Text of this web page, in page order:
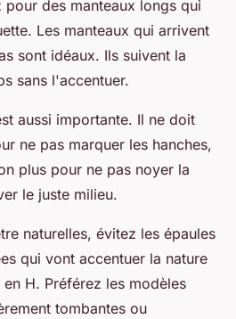
des manteaux longs qui
Les manteaux qui arrivent
sont idéaux. Ils suivent la
sans l'accentuer.
aussi importante. Il ne doit
ne pas marquer les hanches,
plus pour ne pas noyer la
le juste milieu.
naturelles, évitez les épaules
qui vont accentuer la nature
H. Préférez les modèles
tombantes ou